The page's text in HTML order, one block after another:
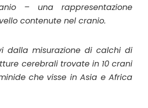
– una rappresentazione
contenute nel cranio.
dalla misurazione di calchi di
cerebrali trovate in 10 crani
che visse in Asia e Africa